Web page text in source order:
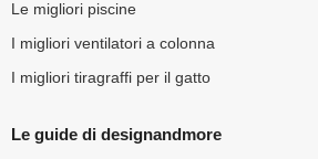
Le migliori piscine
I migliori ventilatori a colonna
I migliori tiragraffi per il gatto
Le guide di designandmore